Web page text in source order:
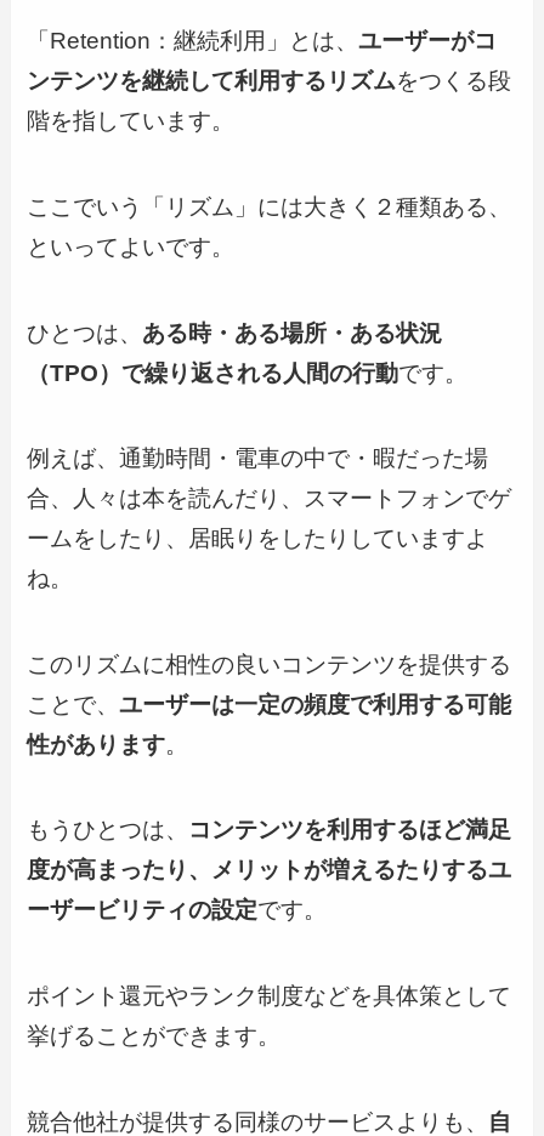
「Retention：継続利用」とは、ユーザーがコ
ンテンツを継続して利用するリズムをつくる段
階を指しています。
ここでいう「リズム」には大きく２種類ある、
といってよいです。
ひとつは、 ある時・ある場所・ある状況
（TPO）で繰り返される人間の行動です。
例えば、通勤時間・電車の中で・暇だった場
合、人々は本を読んだり、スマートフォンでゲ
ームをしたり、居眠りをしたりしていますよ
ね。
このリズムに相性の良いコンテンツを提供する
ことで、ユーザーは一定の頻度で利用する可能
性があります。
もうひとつは、 コンテンツを利用するほど満足
度が高まったり、メリットが増えるたりするユ
ーザービリティの設定です。
ポイント還元やランク制度などを具体策として
挙げることができます。
競合他社が提供する同様のサービスよりも、 自